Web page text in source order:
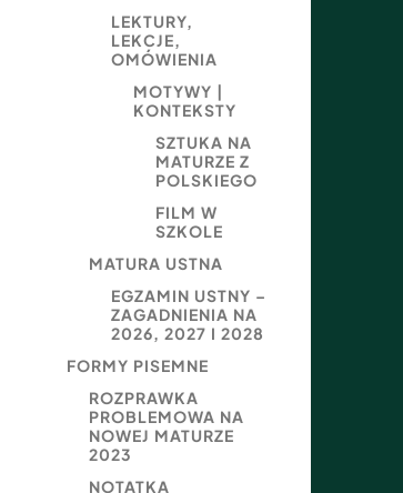
LEKTURY,
LEKCJE,
OMÓWIENIA
MOTYWY |
KONTEKSTY
SZTUKA NA
MATURZE Z
POLSKIEGO
FILM W
SZKOLE
MATURA USTNA
EGZAMIN USTNY –
ZAGADNIENIA NA
2026, 2027 I 2028
FORMY PISEMNE
ROZPRAWKA
PROBLEMOWA NA
NOWEJ MATURZE
2023
NOTATKA